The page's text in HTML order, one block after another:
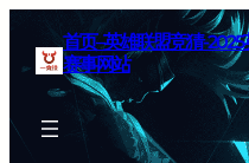
首页–英雄联盟竞猜-
赛事网站